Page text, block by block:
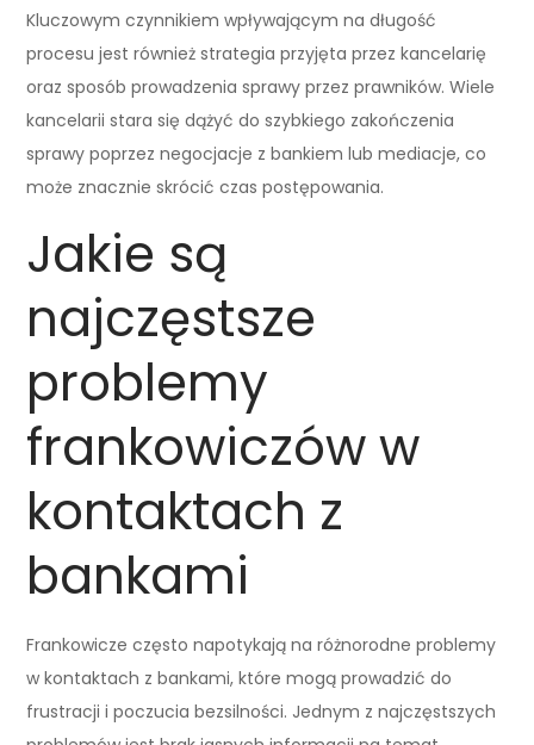
Kluczowym czynnikiem wpływającym na długość
procesu jest również strategia przyjęta przez kancelarię
oraz sposób prowadzenia sprawy przez prawników. Wiele
kancelarii stara się dążyć do szybkiego zakończenia
sprawy poprzez negocjacje z bankiem lub mediacje, co
może znacznie skrócić czas postępowania.
Jakie są
najczęstsze
problemy
frankowiczów w
kontaktach z
bankami
Frankowicze często napotykają na różnorodne problemy
w kontaktach z bankami, które mogą prowadzić do
frustracji i poczucia bezsilności. Jednym z najczęstszych